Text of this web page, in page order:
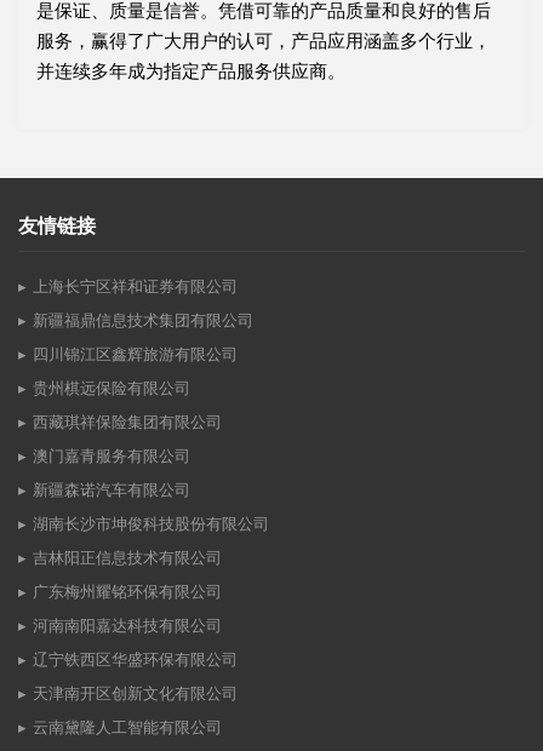
是保证、质量是信誉。凭借可靠的产品质量和良好的售后
服务，赢得了广大用户的认可，产品应用涵盖多个行业，
并连续多年成为指定产品服务供应商。
友情链接
上海长宁区祥和证券有限公司
新疆福鼎信息技术集团有限公司
四川锦江区鑫辉旅游有限公司
贵州棋远保险有限公司
西藏琪祥保险集团有限公司
澳门嘉青服务有限公司
新疆森诺汽车有限公司
湖南长沙市坤俊科技股份有限公司
吉林阳正信息技术有限公司
广东梅州耀铭环保有限公司
河南南阳嘉达科技有限公司
辽宁铁西区华盛环保有限公司
天津南开区创新文化有限公司
云南黛隆人工智能有限公司